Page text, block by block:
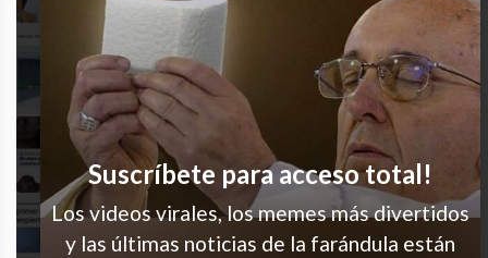
Me pasa todo el tiempo
Salió carito
Muy cierto
Suscríbete para acceso total!
Los videos virales, los memes más divertidos
y las últimas noticias de la farándula están